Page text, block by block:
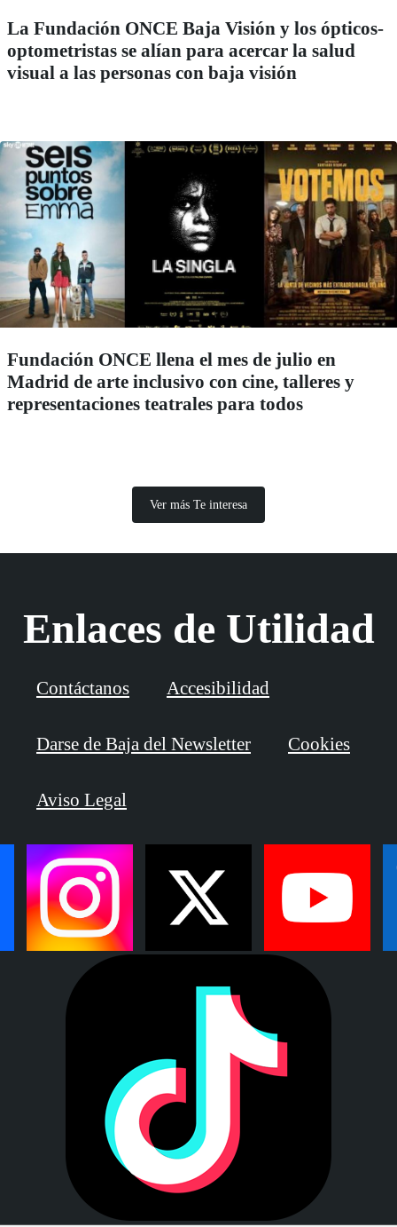
La Fundación ONCE Baja Visión y los ópticos-
optometristas se alían para acercar la salud
visual a las personas con baja visión
Fundación ONCE llena el mes de julio en
Madrid de arte inclusivo con cine, talleres y
representaciones teatrales para todos
Ver más Te interesa
Enlaces de Utilidad
Contáctanos Accesibilidad
Darse de Baja del Newsletter Cookies
Aviso Legal